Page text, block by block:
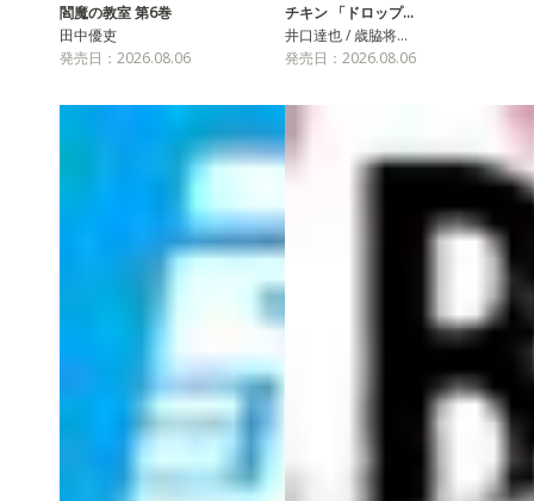
閻魔の教室 第6巻
田中優吏
発売日：2026.08.06
チキン 「ドロップ…
井口達也 / 歳脇将…
発売日：2026.08.06